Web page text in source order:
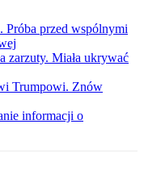
Próba przed wspólnymi
zarzuty. Miała ukrywać
Trumpowi. Znów
informacji o